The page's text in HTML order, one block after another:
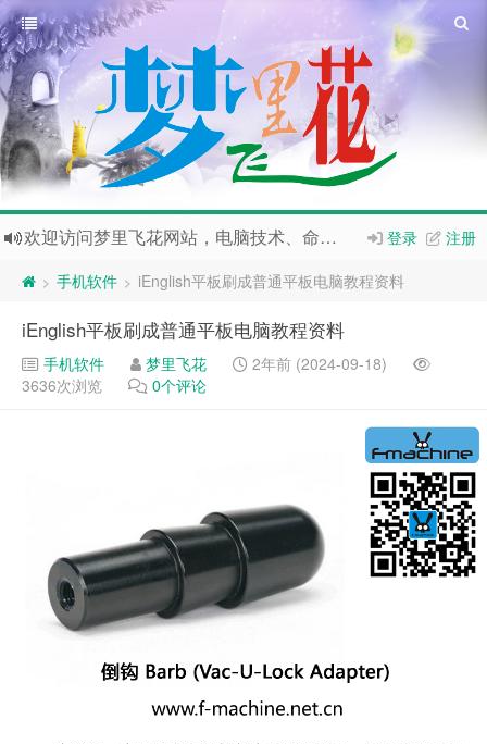
登录 注册
欢迎访问梦里飞花网站，电脑技术、命相卜医、新闻热点、特价推荐，欢迎访问
如果您觉得本站非常有看点，那么赶紧使用
Ctrl+D
搜券神器美逛APP 激活码：ZC3XDVU
抖推猫-抖音变现更简单，抖音小程序分销平台，官方合伙人邀请码：
> 手机软件 > iEnglish平板刷成普通平板电脑教程资料
iEnglish平板刷成普通平板电脑教程资料
手机软件 梦里飞花
2年前 (2024-09-18)
3636次浏览
0个评论